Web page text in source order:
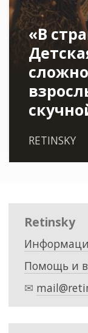
«В
RETINSKY
Retinsky
Помощь и
✉